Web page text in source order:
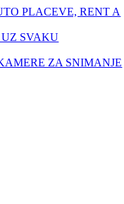
PLACEVE, RENT A
SVAKU
ZA SNIMANJE